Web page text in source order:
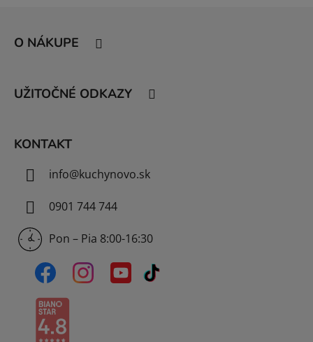
O NÁKUPE
UŽITOČNÉ ODKAZY
KONTAKT
info@kuchynovo.sk
0901 744 744
Pon – Pia 8:00-16:30